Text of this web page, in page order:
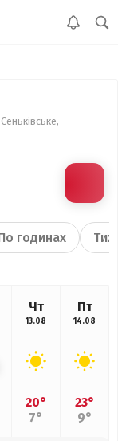
годинах
Чт
13.08
20°
7°
Пт
14.08
23°
9°